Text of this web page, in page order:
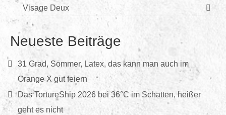
Visage Deux
Neueste Beiträge
31 Grad, Sommer, Latex, das kann man auch im
Orange X gut feiern
Das TortureShip 2026 bei 36°C im Schatten, heißer
geht es nicht